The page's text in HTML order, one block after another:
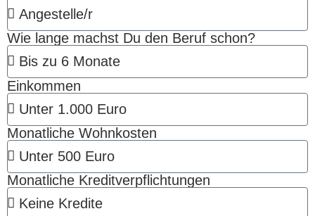
Wie lange machst Du den Beruf schon?
Einkommen
Monatliche Wohnkosten
Monatliche Kreditverpflichtungen